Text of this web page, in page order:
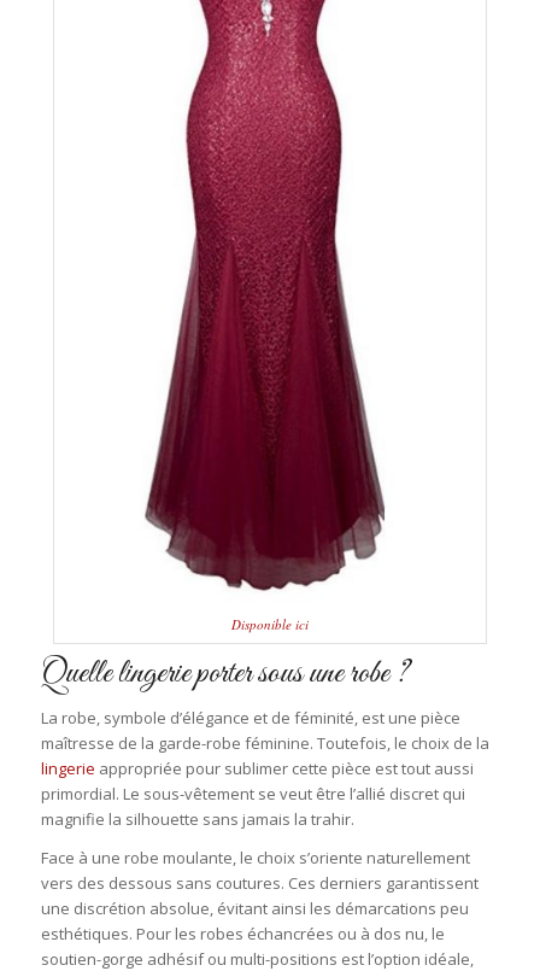
Disponible ici
Quelle lingerie porter sous une robe ?
La robe, symbole d’élégance et de féminité, est une pièce
maîtresse de la garde-robe féminine. Toutefois, le choix de la
lingerie appropriée pour sublimer cette pièce est tout aussi
primordial. Le sous-vêtement se veut être l’allié discret qui
magnifie la silhouette sans jamais la trahir.
Face à une robe moulante, le choix s’oriente naturellement
vers des dessous sans coutures. Ces derniers garantissent
une discrétion absolue, évitant ainsi les démarcations peu
esthétiques. Pour les robes échancrées ou à dos nu, le
soutien-gorge adhésif ou multi-positions est l’option idéale,